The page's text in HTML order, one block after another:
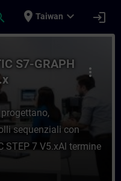
place Taiwan expand_more login
SIMATIC S7-
more_vert
S7-GRAPH
sequenziali con
STEP 7 V5.xAl termine